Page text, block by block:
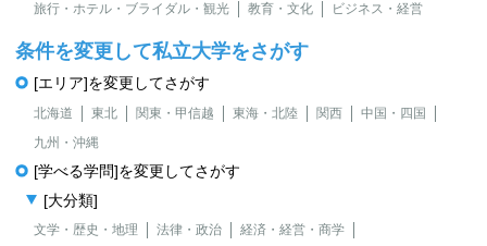
旅行・ホテル・ブライダル・観光
教育・文化 ビジネス・経営
条件を変更して私立大学をさがす
[エリア]を変更してさがす
北海道 東北 関東・甲信越 東海・北陸 関西
中国・四国
九州・沖縄
[学べる学問]を変更してさがす
[大分類]
文学・歴史・地理 法律・政治
経済・経営・商学